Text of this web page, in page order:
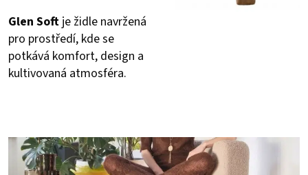
Glen Soft je židle navržená
pro prostředí, kde se
potkává komfort, design a
kultivovaná atmosféra.